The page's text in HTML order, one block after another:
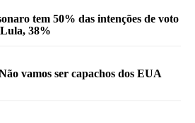
tem 50% das intenções de voto
38%
vamos ser capachos dos EUA